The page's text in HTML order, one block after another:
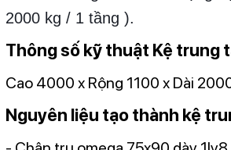
2000 kg / 1 tầng ).
Thông số kỹ thuật Kệ trung
Cao 4000 x Rộng 1100 x Dài
Nguyên liệu tạo thành kệ